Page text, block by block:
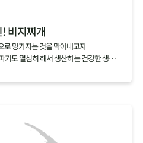
비지찌개
로 망가지는 것을 막아내고자
기도 열심히 해서 생산하는 건강한 생활